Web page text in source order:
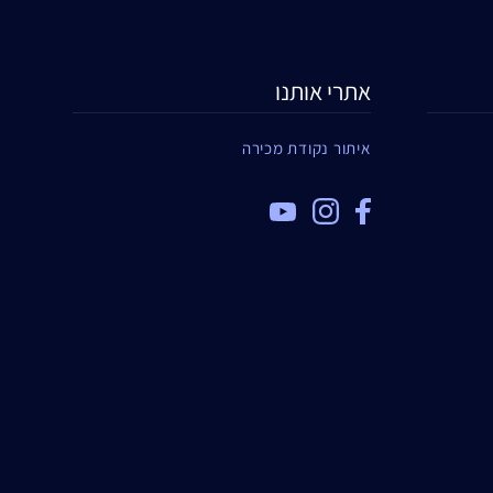
אתרי אותנו
איתור נקודת מכירה